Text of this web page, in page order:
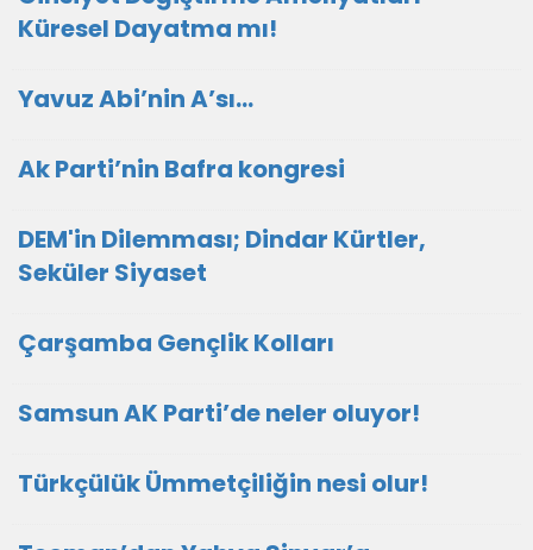
Küresel Dayatma mı!
Yavuz Abi’nin A’sı…
Ak Parti’nin Bafra kongresi
DEM'in Dilemması; Dindar Kürtler,
Seküler Siyaset
Çarşamba Gençlik Kolları
Samsun AK Parti’de neler oluyor!
Türkçülük Ümmetçiliğin nesi olur!